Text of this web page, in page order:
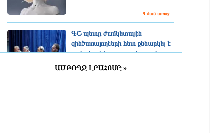
9 ժամ առաջ
ԳՇ պետը ժամկետային
զինծառայողների հետ քննարկել է
բանակում կարգապահության
ԱՄԲՈՂՋ ԼՐԱՀՈՍԸ »